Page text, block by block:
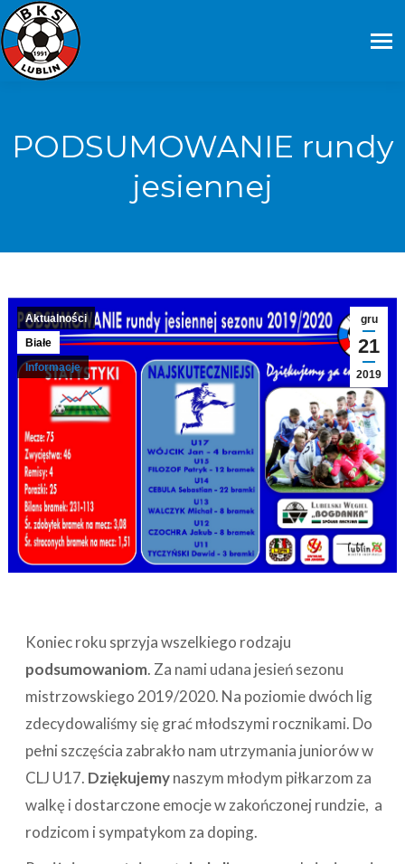
PODSUMOWANIE rundy
jesiennej
gru
21
2019
Aktualności
Białe
Informacje
Koniec roku sprzyja wszelkiego rodzaju
podsumowaniom. Za nami udana jesień sezonu
mistrzowskiego 2019/2020. Na poziomie dwóch lig
zdecydowaliśmy się grać młodszymi rocznikami. Do
pełni szczęścia zabrakło nam utrzymania juniorów w
CLJ U17. Dziękujemynaszym młodym piłkarzom za
walkę i dostarczone emocje w zakończonej rundzie, a
rodzicom i sympatykom za doping.